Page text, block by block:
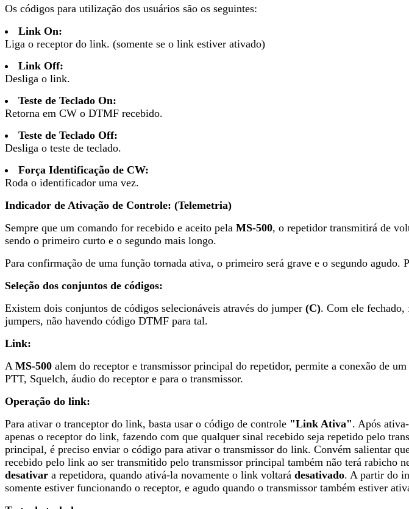
Os códigos para utilização dos usuários são os seguintes:
Link On:
Liga o receptor do link. (somente se o link estiver ativado)
Link Off:
Desliga o link.
Teste de Teclado On:
Retorna em CW o DTMF recebido.
Teste de Teclado Off:
Desliga o teste de teclado.
Força Identificação de CW:
Roda o identificador uma vez.
Indicador de Ativação de Controle: (Telemetria)
Sempre que um comando for recebido e aceito pela MS-500, o repetidor transmitirá de
sendo o primeiro curto e o segundo mais longo.
Para confirmação de uma função tornada ativa, o primeiro será grave e o segundo
Seleção dos conjuntos de códigos:
Existem dois conjuntos de códigos selecionáveis através do jumper (C). Com ele
jumpers, não havendo código DTMF para tal.
Link:
A MS-500 alem do receptor e transmissor principal do repetidor, permite a conexão de
PTT, Squelch, áudio do receptor e para o transmissor.
Operação do link:
Para ativar o tranceptor do link, basta usar o código de controle "Link Ativa". Após
apenas o receptor do link, fazendo com que qualquer sinal recebido seja repetido pelo
principal, é preciso enviar o código para ativar o transmissor do link. Convém salientar
recebido pelo link ao ser transmitido pelo transmissor principal também não terá rabicho
desativar a repetidora, quando ativá-la novamente o link voltará desativado. A partir do
somente estiver funcionando o receptor, e agudo quando o transmissor também estiver